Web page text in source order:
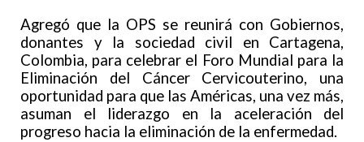
Agregó que la OPS se reunirá con Gobiernos,
donantes y la sociedad civil en Cartagena,
Colombia, para celebrar el Foro Mundial para la
Eliminación del Cáncer Cervicouterino, una
oportunidad para que las Américas, una vez más,
asuman el liderazgo en la aceleración del
progreso hacia la eliminación de la enfermedad.